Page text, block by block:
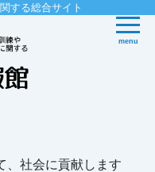
する総合サイト
menu
、社会に貢献します